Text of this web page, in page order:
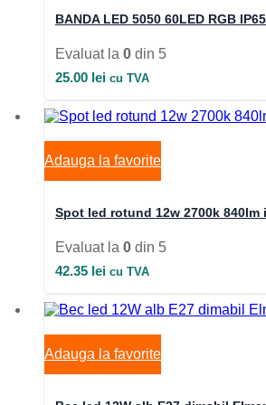
BANDA LED 5050 60LED RGB
Evaluat la 0 din 5
25.00 lei cu TVA
Adauga la favorite
Spot led rotund 12w 2700k 840lm
Evaluat la 0 din 5
42.35 lei cu TVA
Adauga la favorite